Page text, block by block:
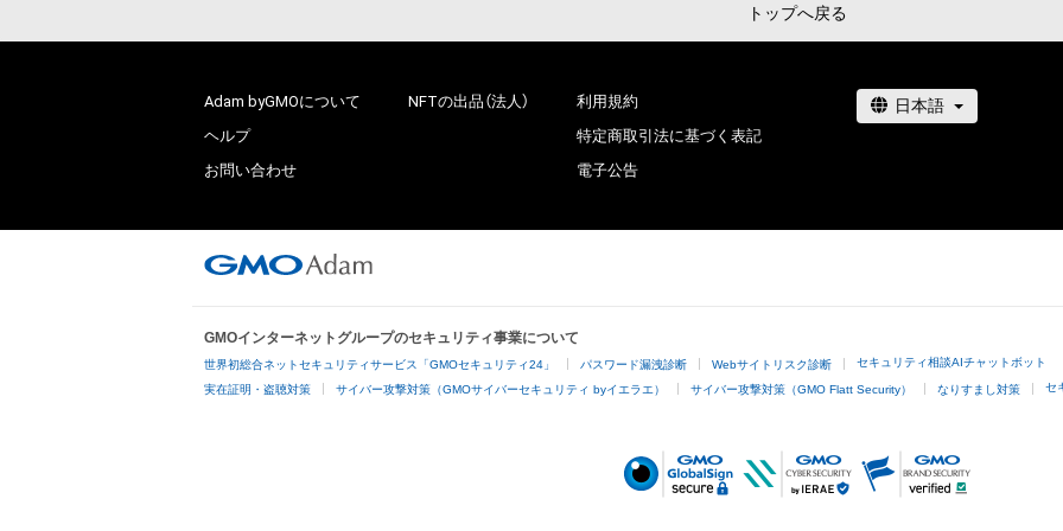
トップへ戻る
Adam byGMOについて
ヘルプ
お問い合わせ
NFTの出品（法人）
利用規約
特定商取引法に基づく表記
電子公告
GMOインターネットグループのセキュリティ事業について
世界初総合ネットセキュリティサービス「GMOセキュリティ24」 パスワード漏洩診断 Webサイトリスク診断 セキュリティ相談AIチャットボット
実在証明・盗聴対策 サイバー攻撃対策（GMOサイバーセキュリティ byイエラエ） サイバー攻撃対策（GMO Flatt Security） なりすまし対策 セ